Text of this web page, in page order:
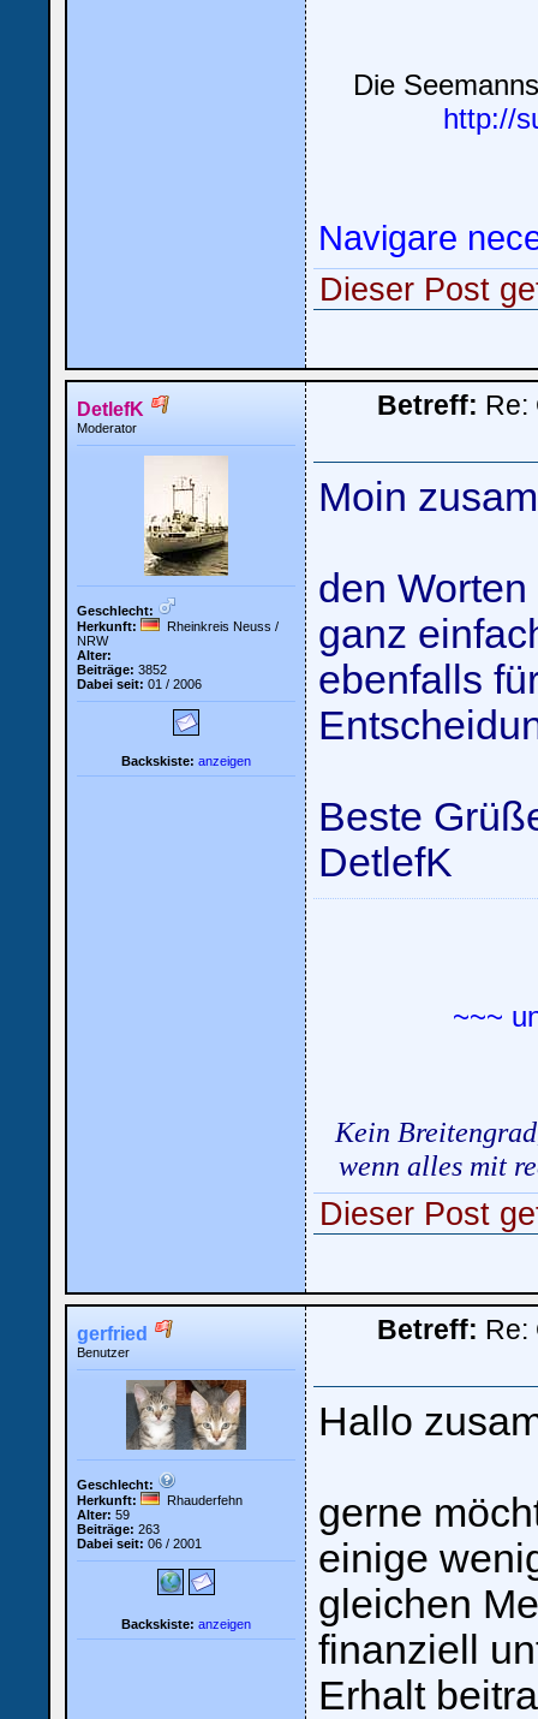
Die
http://
Navigare
Dieser Post
DetlefK
Moderator
Geschlecht:
Herkunft:
Rheinkreis Neuss /
NRW
Alter:
Beiträge: 3852
Dabei seit: 01 / 2006
Backskiste: anzeigen
Betreff: Re:
Moin
den
ganz
ebenfalls
Beste
DetlefK
~~~
Kein
wenn alles mit
Dieser Post
gerfried
Benutzer
Geschlecht:
Herkunft:
Rhauderfehn
Alter: 59
Beiträge: 263
Dabei seit: 06 / 2001
Backskiste: anzeigen
Betreff: Re:
Hallo
gerne
einige
gleichen
finanziell
Erhalt